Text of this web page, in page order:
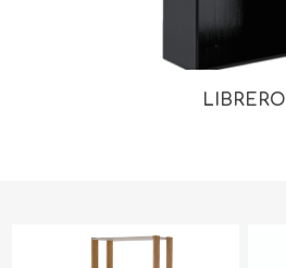
LIBRERO